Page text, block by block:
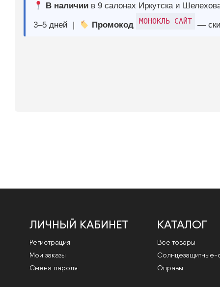
ЛИЧНЫЙ КАБИНЕТ
Регистрация
Мои заказы
Смена пароля
КАТАЛОГ
Все товары
Cолнцезащитные-
Оправы